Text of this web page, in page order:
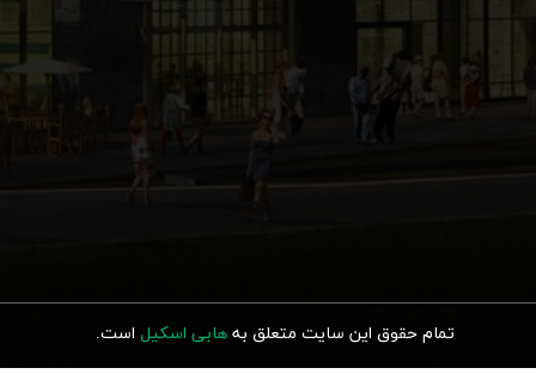
تمام حقوق این سایت متعلق به هابی اسکیل است.